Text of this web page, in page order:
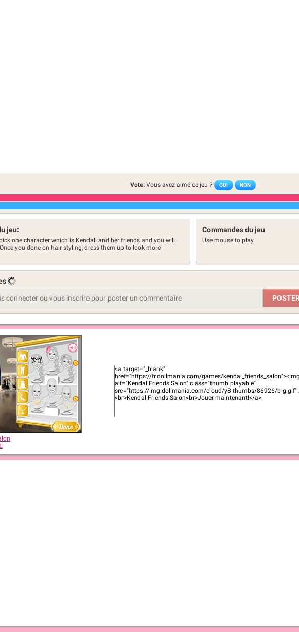
Vote: Vous avez aimé ce jeu ? OUI NON
jeu:
one character which is Kendall and her friends and you will
you done on hair styling, dress them up to look more
Commandes du jeu
Use mouse to play.